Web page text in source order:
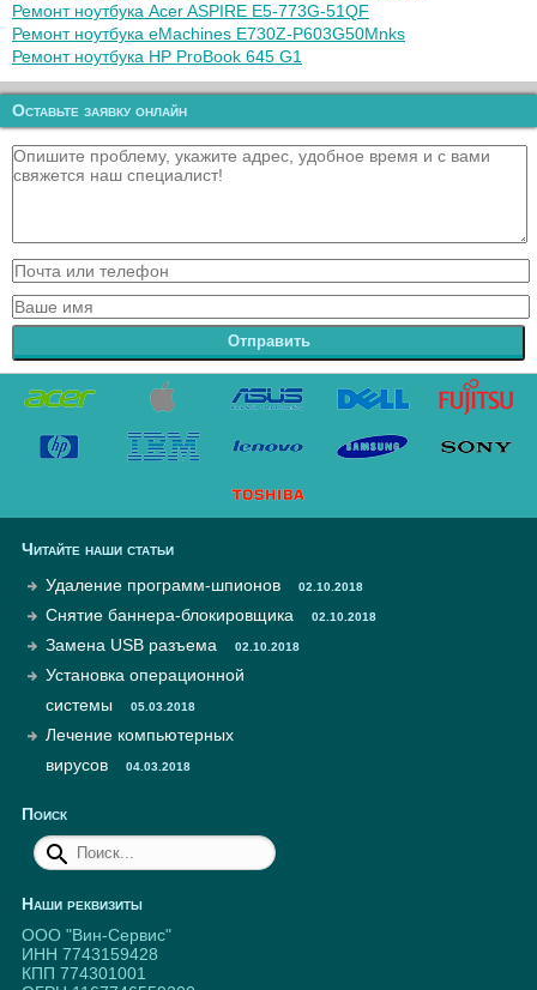
Ремонт ноутбука Acer ASPIRE E5-773G-51QF
Ремонт ноутбука eMachines E730Z-P603G50Mnks
Ремонт ноутбука HP ProBook 645 G1
Оставьте заявку онлайн
Отправить
Читайте наши статьи
Удаление программ-шпионов
02.10.2018
Снятие баннера-блокировщика 02.10.2018
Замена USB разъема 02.10.2018
Установка операционной
системы
05.03.2018
Лечение компьютерных
вирусов
04.03.2018
Поиск
Наши реквизиты
ООО "Вин-Сервис"
ИНН 7743159428
КПП 774301001